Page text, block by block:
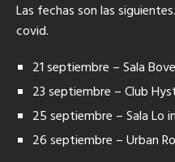
Las fechas son las
covid.
21 septiembre – Sala
23 septiembre – Club
25 septiembre – Sala Lo
26 septiembre – Urban